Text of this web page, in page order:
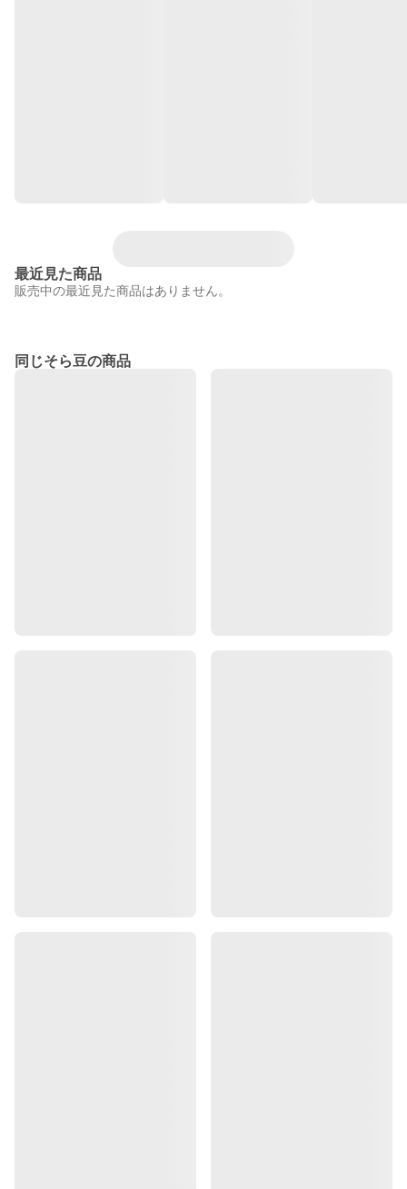
最近見た商品
販売中の最近見た商品はありません。
同じそら豆の商品